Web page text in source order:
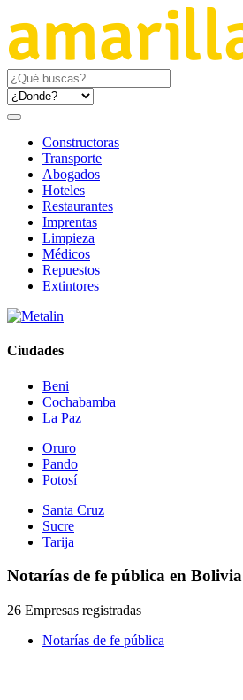
Constructoras
Transporte
Abogados
Hoteles
Restaurantes
Imprentas
Limpieza
Médicos
Repuestos
Extintores
Ciudades
Beni
Cochabamba
La Paz
Oruro
Pando
Potosí
Santa Cruz
Sucre
Tarija
Notarías de fe pública en Bolivia
26 Empresas registradas
Notarías de fe pública